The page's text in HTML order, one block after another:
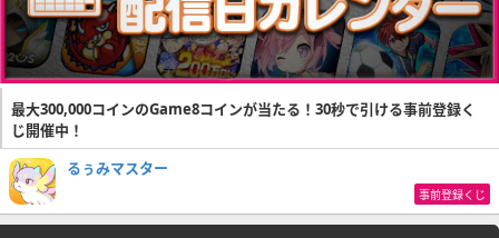
最大300,000コインのGame8コインが当たる！30秒で引ける事前登録く
じ開催中！
るぅみマスター
事前登録くじ